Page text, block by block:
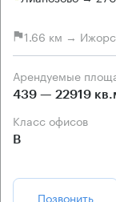
1.66 км →
Арендуемые
439 — 22919
Класс офисов
B
Позвонить